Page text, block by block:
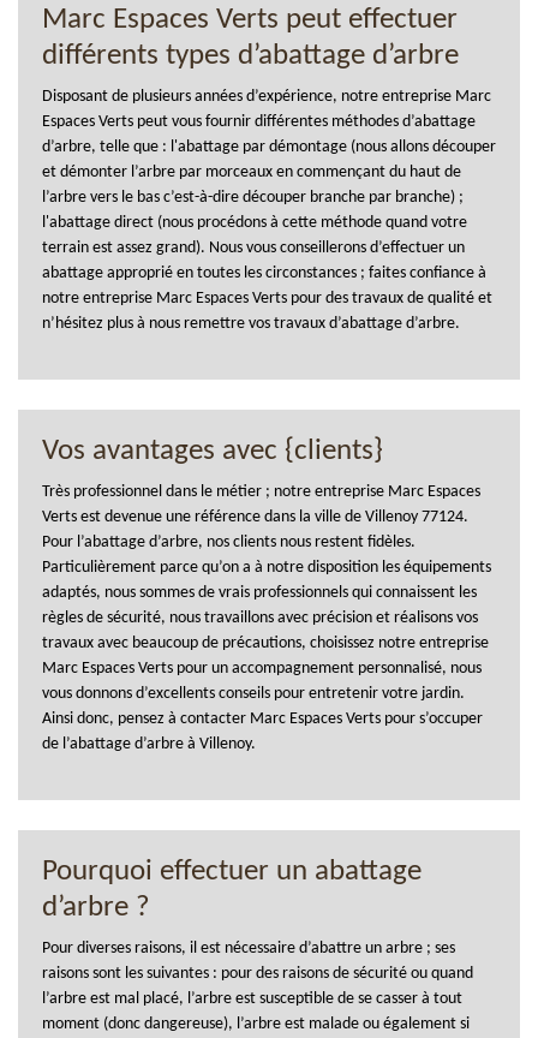
Marc Espaces Verts peut effectuer
différents types d’abattage d’arbre
Disposant de plusieurs années d’expérience, notre entreprise Marc
Espaces Verts peut vous fournir différentes méthodes d’abattage
d’arbre, telle que : l'abattage par démontage (nous allons découper
et démonter l’arbre par morceaux en commençant du haut de
l’arbre vers le bas c’est-à-dire découper branche par branche) ;
l'abattage direct (nous procédons à cette méthode quand votre
terrain est assez grand). Nous vous conseillerons d’effectuer un
abattage approprié en toutes les circonstances ; faites confiance à
notre entreprise Marc Espaces Verts pour des travaux de qualité et
n’hésitez plus à nous remettre vos travaux d’abattage d’arbre.
Vos avantages avec {clients}
Très professionnel dans le métier ; notre entreprise Marc Espaces
Verts est devenue une référence dans la ville de Villenoy 77124.
Pour l’abattage d’arbre, nos clients nous restent fidèles.
Particulièrement parce qu’on a à notre disposition les équipements
adaptés, nous sommes de vrais professionnels qui connaissent les
règles de sécurité, nous travaillons avec précision et réalisons vos
travaux avec beaucoup de précautions, choisissez notre entreprise
Marc Espaces Verts pour un accompagnement personnalisé, nous
vous donnons d’excellents conseils pour entretenir votre jardin.
Ainsi donc, pensez à contacter Marc Espaces Verts pour s’occuper
de l’abattage d’arbre à Villenoy.
Pourquoi effectuer un abattage
d’arbre ?
Pour diverses raisons, il est nécessaire d’abattre un arbre ; ses
raisons sont les suivantes : pour des raisons de sécurité ou quand
l’arbre est mal placé, l’arbre est susceptible de se casser à tout
moment (donc dangereuse), l’arbre est malade ou également si